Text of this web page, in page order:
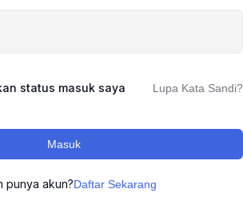
status masuk saya Lupa Kata Sandi?
Masuk
punya akun?Daftar Sekarang